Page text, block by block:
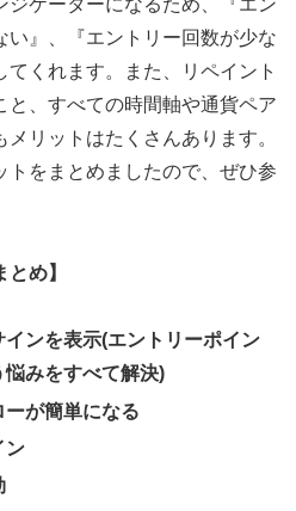
い』、『エントリー回数が少な
くれます。また、リペイント
と、すべての時間軸や通貨ペア
リットはたくさんあります。
トをまとめましたので、ぜひ参
とめ】
インを表示(エントリーポイン
悩みをすべて解決)
が簡単になる
ン